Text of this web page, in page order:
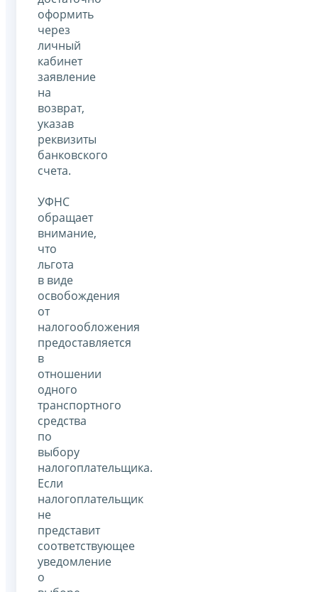
оформить
через
личный
кабинет
заявление
на
возврат,
указав
реквизиты
банковского
счета.
УФНС
обращает
внимание,
что
льгота
в виде
освобождения
от
налогообложения
предоставляется
в
отношении
одного
транспортного
средства
по
выбору
налогоплательщика.
Если
налогоплательщик
не
представит
соответствующее
уведомление
о